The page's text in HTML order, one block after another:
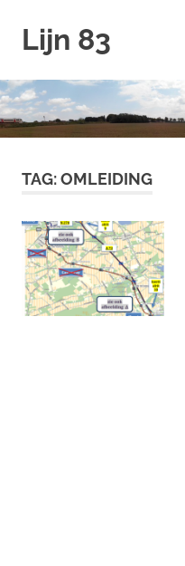
naar
inhoud
Lijn 83
TAG:OMLEIDING